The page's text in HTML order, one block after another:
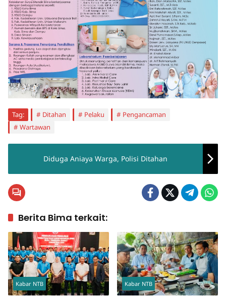
Tag: Ditahan Pelaku
Pengancaman
Wartawan
Diduga Aniaya Warga, Polisi Ditahan
Berita Bima terkait:
Kabar NTB Kabar NTB